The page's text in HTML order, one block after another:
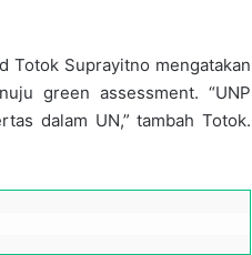
Totok Suprayitno mengatakan
green assessment. “UNP
dalam UN,” tambah Totok.